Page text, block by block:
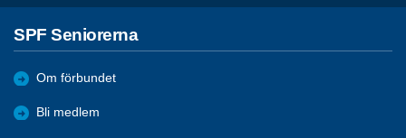
SPF Seniorerna
Om förbundet
Bli medlem